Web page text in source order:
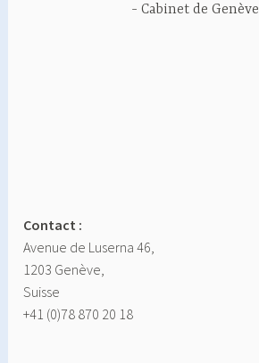
Cabinet de Genève
Contact :
Avenue de Luserna 46,
1203 Genève,
Suisse
+41 (0)78 870 20 18